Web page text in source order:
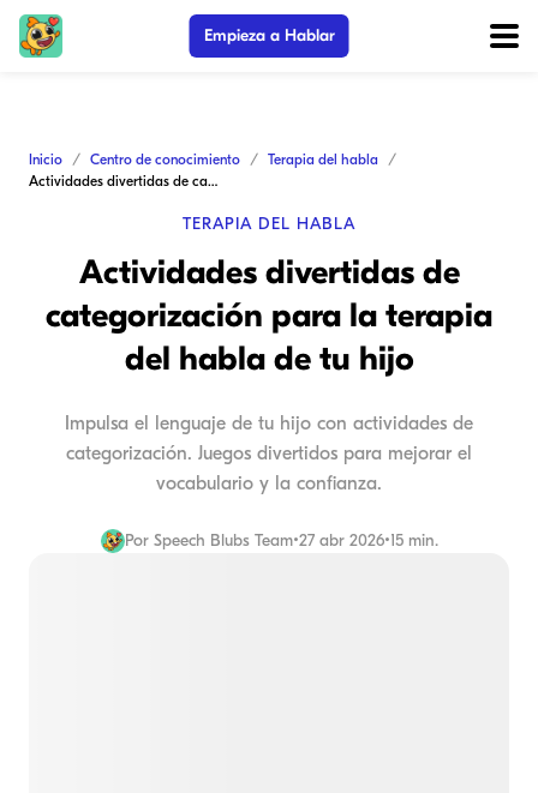
Empieza a Hablar
Inicio Centro de conocimiento
Terapia del habla
Actividades divertidas de categorización para la terapia del habla de tu hijo
TERAPIA DEL HABLA
Actividades divertidas de
categorización para la terapia
del habla de tu hijo
Impulsa el lenguaje de tu hijo con actividades de
categorización. Juegos divertidos para mejorar el
vocabulario y la confianza.
Por Speech Blubs Team•27 abr 2026•15 min.